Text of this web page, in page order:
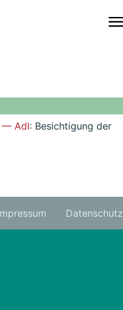
— AdI: Besichtigung der
Datenschutz